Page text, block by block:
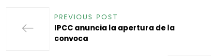
PREVIOUS POST
IPCC anuncia la apertura de la
convoca